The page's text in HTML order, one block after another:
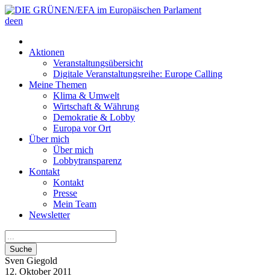
deen
Aktionen
Veranstaltungsübersicht
Digitale Veranstaltungsreihe: Europe Calling
Meine Themen
Klima & Umwelt
Wirtschaft & Währung
Demokratie & Lobby
Europa vor Ort
Über mich
Über mich
Lobbytransparenz
Kontakt
Kontakt
Presse
Mein Team
Newsletter
Suche
Sven Giegold
12. Oktober 2011